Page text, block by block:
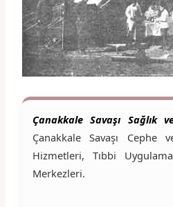
Çanakkale Savaşı Sağlık
Çanakkale Savaşı Cephe
Hizmetleri, Tıbbi
Merkezleri.